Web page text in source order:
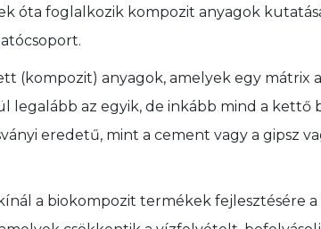
óta foglalkozik kompozit anyagok
(kompozit) anyagok, amelyek egy mátrix
legalább az egyik, de inkább mind a kettő
eredetű, mint a cement vagy a gipsz
a biokompozit termékek fejlesztésére a